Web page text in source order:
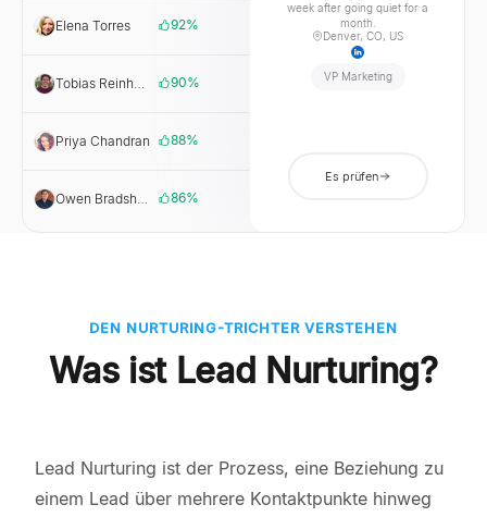
Elena Torres 92%
Tobias Reinhardt 90%
Priya Chandran 88%
Owen Bradshaw 86%
week after going quiet for a
month.
Denver, CO, US
VP Marketing
Es prüfen
DEN NURTURING-TRICHTER VERSTEHEN
Was ist Lead Nurturing?
Lead Nurturing ist der Prozess, eine Beziehung zu
einem Lead über mehrere Kontaktpunkte hinweg